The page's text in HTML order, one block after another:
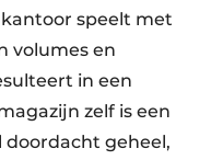
speelt met
volumes en
in een
zelf is een
geheel,